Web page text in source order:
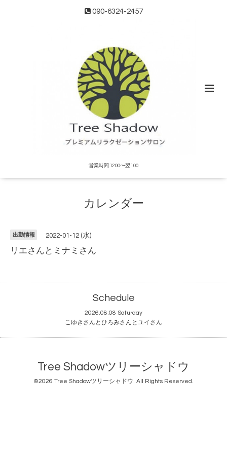
090-6324-2457
営業時間:12:00〜翌1:00
カレンダー
出勤情報 2022-01-12 (水)
リエさんとミナミさん
Schedule
2026.08.08 Saturday
こゆきさんとひろみさんとユイさん
Tree Shadowツリーシャドウ
©2026 Tree Shadowツリーシャドウ. All Rights Reserved.